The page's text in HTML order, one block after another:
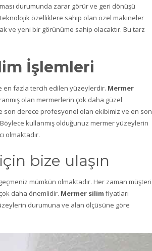
durumunda zarar görür ve geri dönüşü
özelliklere sahip olan özel makineler
ve yeni bir görünüme sahip olacaktır. Bu tarz
İşlemleri
en fazla tercih edilen yüzeylerdir. Mermer
olan mermerlerin çok daha güzel
son derece profesyonel olan ekibimiz ve en son
kullanmış olduğunuz mermer yüzeylerin
olmaktadır.
için bize ulaşın
mümkün olmaktadır. Her zaman müşteri
daha önemlidir. Mermer silim fiyatları
durumuna ve alan ölçüsüne göre